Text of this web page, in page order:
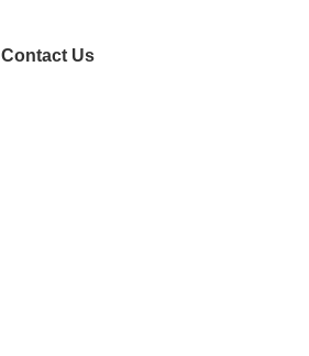
Contact Us